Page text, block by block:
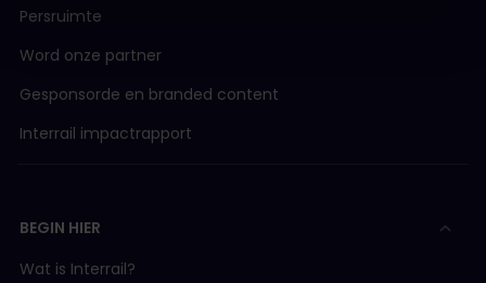
Persruimte
Word onze partner
Gesponsorde en branded content
Interrail impactrapport
BEGIN HIER
Wat is Interrail?